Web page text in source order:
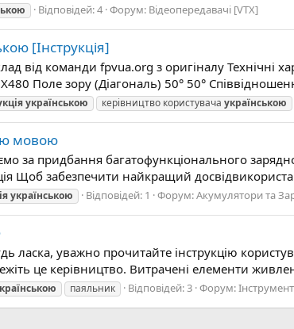
Відповідей: 4 Форум: Відеопередавачі [VTX]
[Інструкція]
від команди fpvua.org з оригіналу Технічні
Поле зору (Діагональ) 50° 50°
українською керівництво користувача українською
мовою
за придбання багатофункціонального
Щоб забезпечити найкращий
українською Відповідей: 1 Форум:Акумулятори та
ласка, уважно прочитайте інструкцію
це керівництво. Витрачені елементи
паяльник Відповідей: 3 Форум: